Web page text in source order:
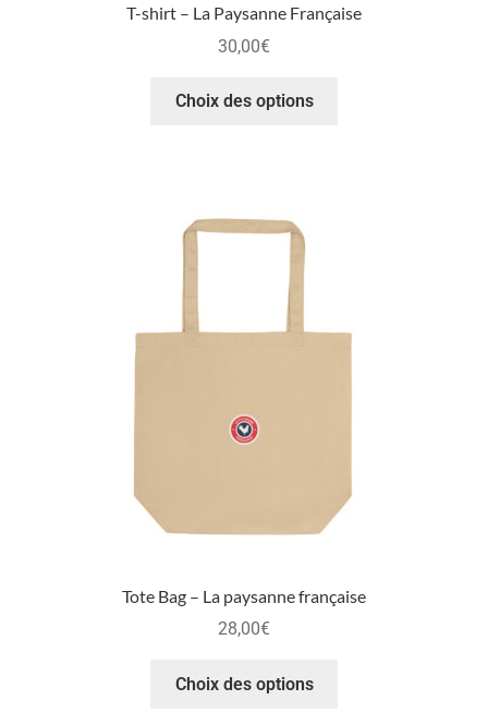
T-shirt – La Paysanne Française
30,00€
Choix des options
Tote Bag – La paysanne française
28,00€
Choix des options